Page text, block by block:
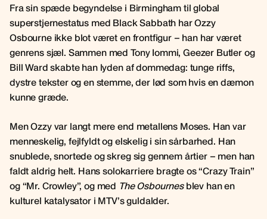
Fra sin spæde begyndelse i Birmingham til global
superstjernestatus med Black Sabbath har Ozzy
Osbourne ikke blot været en frontfigur – han har været
genrens sjæl. Sammen med Tony Iommi, Geezer Butler og
Bill Ward skabte han lyden af dommedag: tunge riffs,
dystre tekster og en stemme, der lød som hvis en dæmon
kunne græde.
Men Ozzy var langt mere end metallens Moses. Han var
menneskelig, fejlfyldt og elskelig i sin sårbarhed. Han
snublede, snortede og skreg sig gennem årtier – men han
faldt aldrig helt. Hans solokarriere bragte os “Crazy Train”
og “Mr. Crowley”, og med The Osbournesblev han en
kulturel katalysator i MTV’s guldalder.